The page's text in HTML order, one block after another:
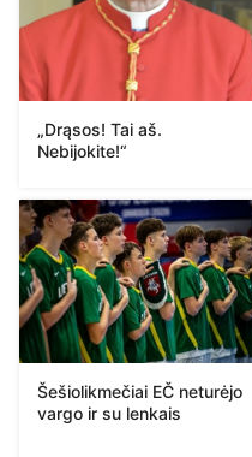
„Drąsos! Tai aš.
Nebijokite!“
Šešiolikmečiai EČ neturėjo
vargo ir su lenkais